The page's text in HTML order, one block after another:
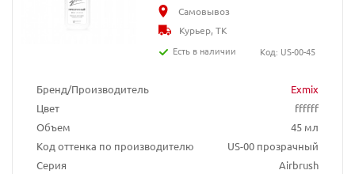
Бренд/Производитель
Exmix
Цвет
ffffff
Объем
45 мл
Код оттенка по производителю
US-00 прозрачный
Серия
Airbrush
Самовывоз
Курьер, ТК
Есть в наличии
Код: US-00-45